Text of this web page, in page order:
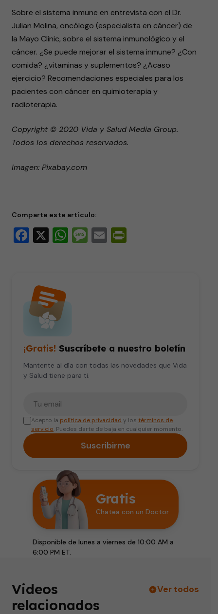
minutes,
seconds
Sobre el sistema inmune en entrevista con el Dr.
Julian Molina, oncólogo (especialista en cáncer) de
la Mayo Clinic, sobre el sistema inmunológico y el
cáncer. ¿Se puede mejorar el sistema inmune? ¿Con
comida? ¿vitaminas y suplementos? ¿Acaso
ejercicio? Recomendaciones especiales para los
pacientes con cáncer en quimioterapia y
radioterapia.
Copyright © 2020 Vida y Salud Media Group.
Todos los derechos reservados.
Imagen: Pixabay.com
Comparte este artículo:
Facebook
X WhatsApp
Message
Email
¡Gratis! Suscríbete a nuestro boletín
Mantente al día con todas las novedades que Vida
y Salud tiene para ti.
Acepto la política de privacidad y los términos de
servicio. Puedes darte de baja en cualquier momento.
Suscribirme
Gratis
Chatea con un Doctor
Disponible de lunes a viernes de 10:00 AM a
6:00 PM ET.
Videos
relacionados
Ver todos